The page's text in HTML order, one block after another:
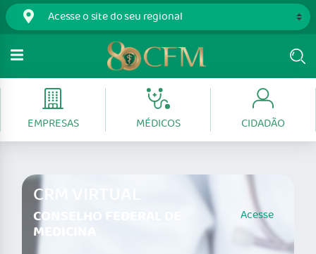
EMPRESAS MÉDICOS CIDADÃO
CRM VIRTUAL
CONSELHO FEDERAL DE
MEDICINA
Acesse